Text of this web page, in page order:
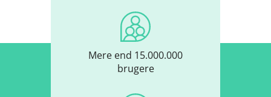
Mere end 15.000.000
brugere